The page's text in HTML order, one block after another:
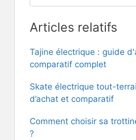
Articles relatifs
Tajine électrique : guide
comparatif complet
Skate électrique tout-
d’achat et comparatif
Comment choisir sa
?